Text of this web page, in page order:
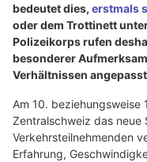
bedeutet dies, erstmals
oder dem Trottinett
Polizeikorps rufen
besonderer
Verhältnissen
Am 10. beziehungsweise
Zentralschweiz das neue
Verkehrsteilnehmenden
Erfahrung,